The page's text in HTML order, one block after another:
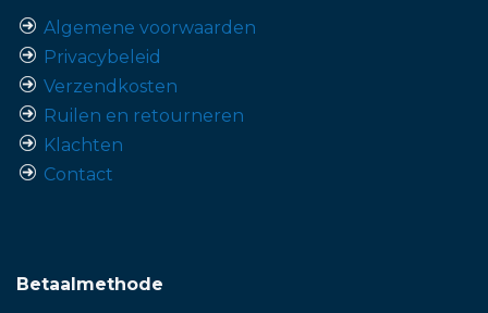
Algemene voorwaarden
Privacybeleid
Verzendkosten
Ruilen en retourneren
Klachten
Contact
Betaalmethode